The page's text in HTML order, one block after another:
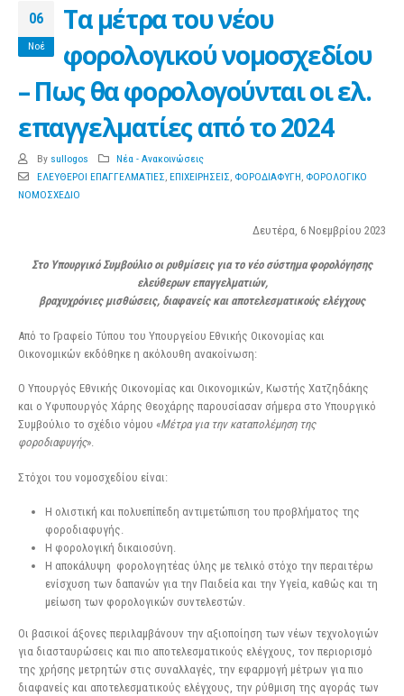
06
Νοέ
Τα μέτρα του νέου
φορολογικού νομοσχεδίου
– Πως θα φορολογούνται οι ελ.
επαγγελματίες από το 2024
By sullogos
Νέα - Ανακοινώσεις
ΕΛΕΥΘΕΡΟΙ ΕΠΑΓΓΕΛΜΑΤΙΕΣ ΕΠΙΧΕΙΡΗΣΕΙΣ ΦΟΡΟΔΙΑΦΥΓΗ ΦΟΡΟΛΟΓΙΚΟ
ΝΟΜΟΣΧΕΔΙΟ
Δευτέρα, 6 Νοεμβρίου 2023
Στο Υπουργικό Συμβούλιο οι ρυθμίσεις για το νέο σύστημα φορολόγησης
ελεύθερων επαγγελματιών,
βραχυχρόνιες μισθώσεις, διαφανείς και αποτελεσματικούς ελέγχους
Από το Γραφείο Τύπου του Υπουργείου Εθνικής Οικονομίας και
Οικονομικών εκδόθηκε η ακόλουθη ανακοίνωση:
Ο Υπουργός Εθνικής Οικονομίας και Οικονομικών, Κωστής Χατζηδάκης
και ο Υφυπουργός Χάρης Θεοχάρης παρουσίασαν σήμερα στο Υπουργικό
Συμβούλιο το σχέδιο νόμου «Μέτρα για την καταπολέμηση της
φοροδιαφυγής».
Στόχοι του νομοσχεδίου είναι:
Η ολιστική και πολυεπίπεδη αντιμετώπιση του προβλήματος της
φοροδιαφυγής.
Η φορολογική δικαιοσύνη.
Η αποκάλυψη φορολογητέας ύλης με τελικό στόχο την περαιτέρω
ενίσχυση των δαπανών για την Παιδεία και την Υγεία, καθώς και τη
μείωση των φορολογικών συντελεστών.
Οι βασικοί άξονες περιλαμβάνουν την αξιοποίηση των νέων τεχνολογιών
για διασταυρώσεις και πιο αποτελεσματικούς ελέγχους, τον περιορισμό
της χρήσης μετρητών στις συναλλαγές, την εφαρμογή μέτρων για πιο
διαφανείς και αποτελεσματικούς ελέγχους, την ρύθμιση της αγοράς των